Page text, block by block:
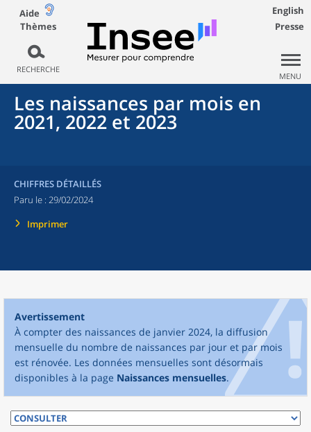
Aide
Thèmes
RECHERCHE
English
Presse
MENU
Les naissances par mois en
2021, 2022 et 2023
CHIFFRES DÉTAILLÉS
Paru le : 29/02/2024
Imprimer
Avertissement
À compter des naissances de janvier 2024, la diffusion
mensuelle du nombre de naissances par jour et par mois
est rénovée. Les données mensuelles sont désormais
disponibles à la page Naissances mensuelles.